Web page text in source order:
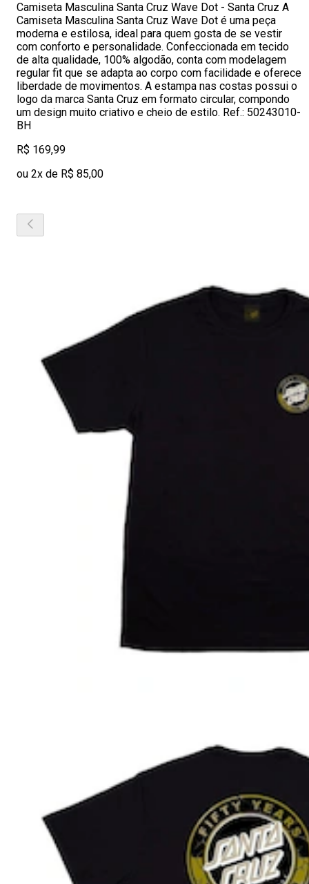
Camiseta Masculina Santa Cruz Wave Dot - Santa Cruz A
Camiseta Masculina Santa Cruz Wave Dot é uma peça
moderna e estilosa, ideal para quem gosta de se vestir
com conforto e personalidade. Confeccionada em tecido
de alta qualidade, 100% algodão, conta com modelagem
regular fit que se adapta ao corpo com facilidade e oferece
liberdade de movimentos. A estampa nas costas possui o
logo da marca Santa Cruz em formato circular, compondo
um design muito criativo e cheio de estilo. Ref.: 50243010-
BH
R$ 169,99
ou 2x de R$ 85,00